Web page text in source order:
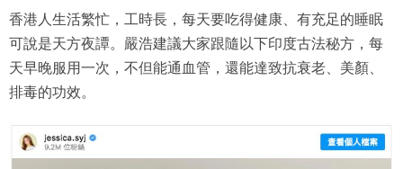
香港人生活繁忙，工時長，每天要吃得健康、有充足的睡眠
可說是天方夜譚。嚴浩建議大家跟隨以下印度古法秘方，每
天早晚服用一次，不但能通血管，還能達致抗衰老、美顏、
排毒的功效。